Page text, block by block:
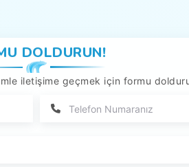
DOLDURUN!
iletişime geçmek için formu